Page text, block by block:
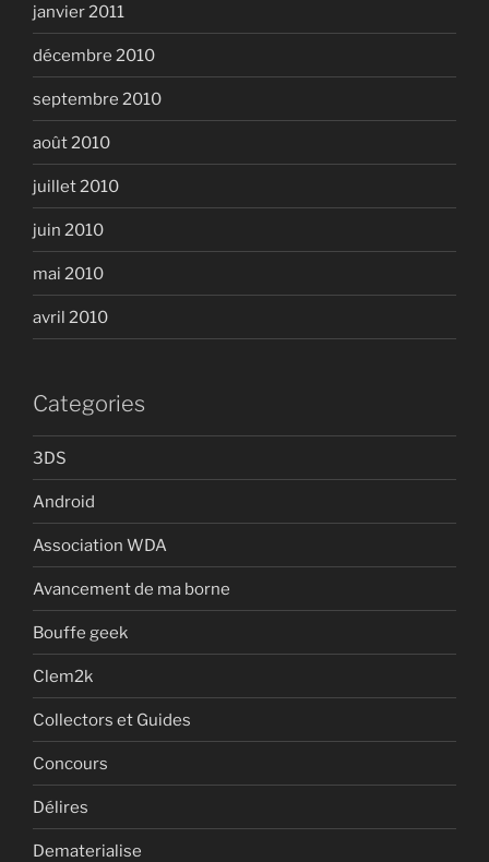
janvier 2011
décembre 2010
septembre 2010
août 2010
juillet 2010
juin 2010
mai 2010
avril 2010
Categories
3DS
Android
Association WDA
Avancement de ma borne
Bouffe geek
Clem2k
Collectors et Guides
Concours
Délires
Dematerialise